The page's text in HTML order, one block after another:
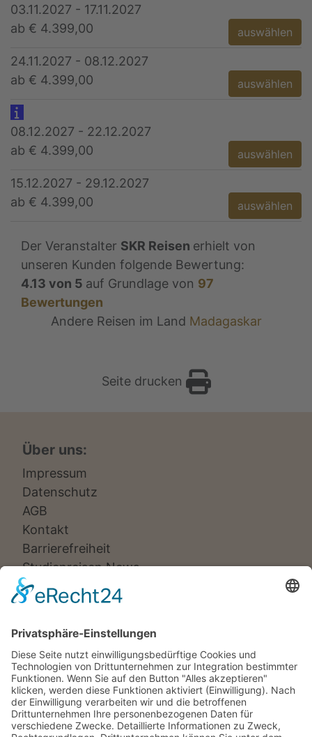
03.11.2027 - 17.11.2027
ab € 4.399,00
auswählen
24.11.2027 - 08.12.2027
ab € 4.399,00
auswählen
08.12.2027 - 22.12.2027
ab € 4.399,00
auswählen
15.12.2027 - 29.12.2027
ab € 4.399,00
auswählen
Der Veranstalter SKR Reisen erhielt von
unseren Kunden folgende Bewertung:
4.13 von 5 auf Grundlage von 97
Bewertungen
Andere Reisen im Land Madagaskar
Seite drucken
Über uns:
Impressum
Datenschutz
AGB
Kontakt
Barrierefreiheit
Studienreisen News
Veranstalter:
Ameropa Reisen
Bavaria Fernreisen
Berge & Meer
Gebeco
Hauser exkursionen
Meiers Weltreisen